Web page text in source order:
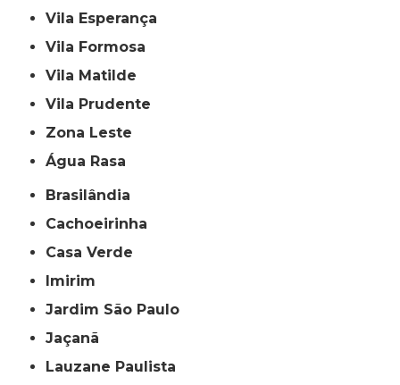
Vila Esperança
Vila Formosa
Vila Matilde
Vila Prudente
Zona Leste
Água Rasa
Brasilândia
Cachoeirinha
Casa Verde
Imirim
Jardim São Paulo
Jaçanã
Lauzane Paulista